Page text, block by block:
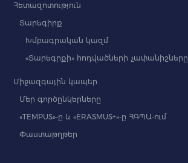
Հետազոտություն
Տարեգիրք
Խմբագրական կազմ
«Տարեգրքի» հոդվածների չափանիշները
Միջազգային կապեր
Մեր գործընկերները
«TEMPUS»-ը և «ERASMUS+»-ը ՀԳՊԱ-ում
Փաստաթղթեր